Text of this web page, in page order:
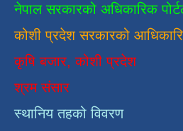
नेपाल सरकारको अधिकारिक
कोशी प्रदेश सरकारको
कृषि बजार, कोशी प्रदेश
श्रम संसार
स्थानिय तहको विवरण